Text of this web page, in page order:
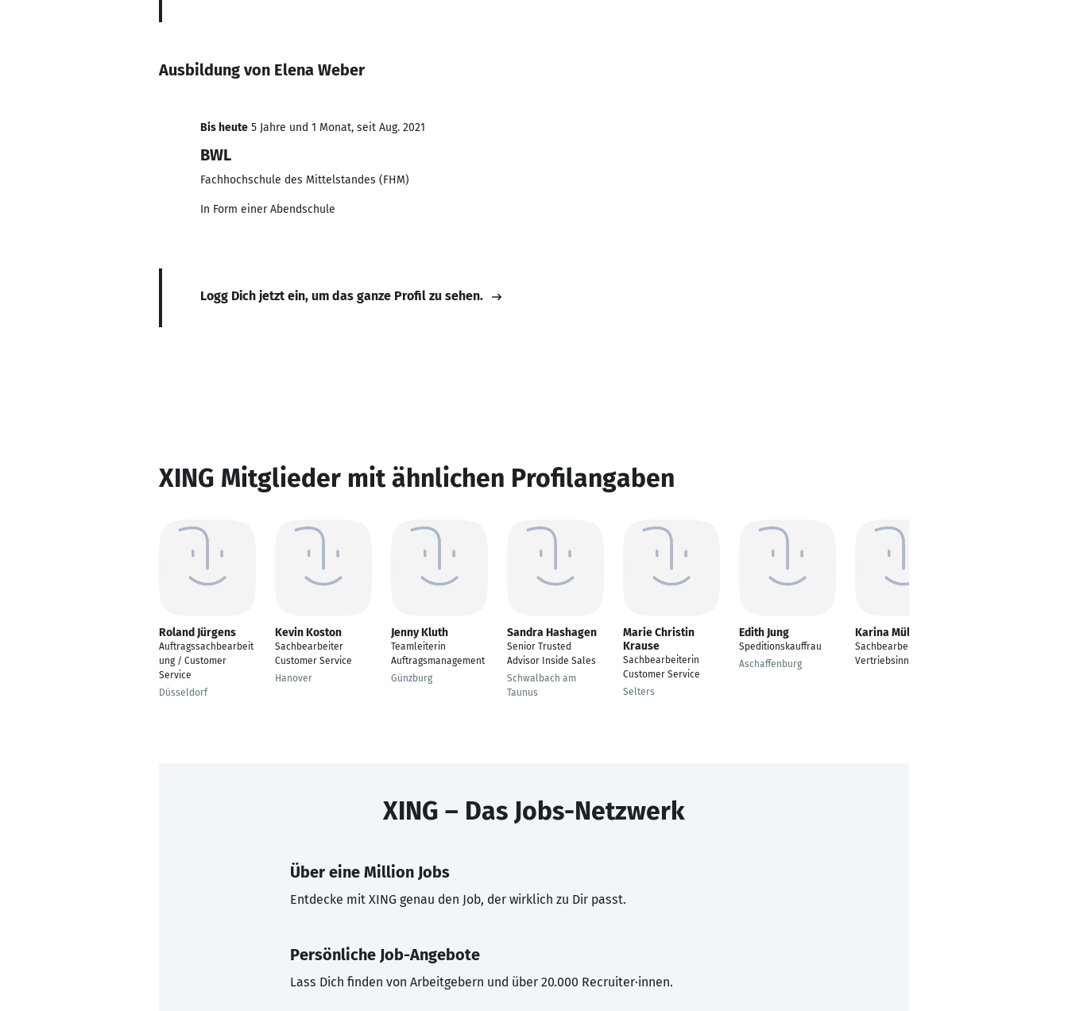
Ausbildung von Elena Weber
Bis heute 5 Jahre und 1 Monat, seit Aug. 2021
BWL
Fachhochschule des Mittelstandes (FHM)
In Form einer Abendschule
Logg Dich jetzt ein, um das ganze Profil zu sehen.
XING Mitglieder mit ähnlichen Profilangaben
Roland Jürgens
Auftragssachbearbeit
ung / Customer
Service
Düsseldorf
Kevin Koston
Sachbearbeiter
Customer Service
Hanover
Jenny Kluth
Teamleiterin
Auftragsmanagement
Günzburg
Sandra Hashagen
Senior Trusted
Advisor Inside Sales
Schwalbach am
Taunus
Marie Christin
Krause
Sachbearbeiterin
Customer Service
Selters
Edith Jung
Speditionskauffrau
Aschaffenburg
Karina Müller
Sachbearbeiterin
Vertriebsinnendienst
XING – Das Jobs-Netzwerk
Über eine Million Jobs
Entdecke mit XING genau den Job, der wirklich zu Dir passt.
Persönliche Job-Angebote
Lass Dich finden von Arbeitgebern und über 20.000 Recruiter·innen.